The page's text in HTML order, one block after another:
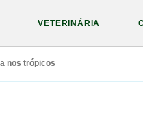
VETERINÁRIA
nos trópicos